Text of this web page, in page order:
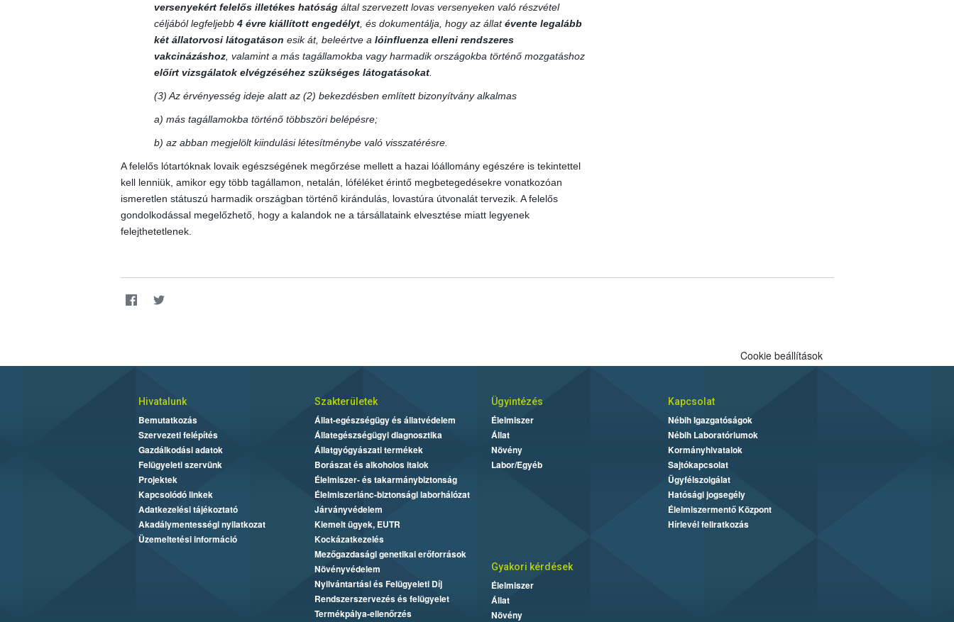
versenyekért felelős illetékes hatóságáltal szervezett lovas versenyeken való részvétel
céljából legfeljebb 4 évre kiállított engedélyt, és dokumentálja, hogy az állatévente legalább
két állatorvosi látogatáson esik át, beleértve a lóinfluenza elleni rendszeres
vakcinázáshoz, valamint a más tagállamokba vagy harmadik országokba történő mozgatáshoz
előírt vizsgálatok elvégzéséhez szükséges látogatásokat.
(3) Az érvényesség ideje alatt az (2) bekezdésben említett bizonyítvány alkalmas
a) más tagállamokba történő többszöri belépésre;
b) az abban megjelölt kiindulási létesítménybe való visszatérésre.
A felelős lótartóknak lovaik egészségének megőrzése mellett a hazai lóállomány egészére is tekintettel
kell lenniük, amikor egy több tagállamon, netalán, lóféléket érintő megbetegedésekre vonatkozóan
ismeretlen státuszú harmadik országban történő kirándulás, lovastúra útvonalát tervezik. A felelős
gondolkodással megelőzhető, hogy a kalandok ne a társállataink elvesztése miatt legyenek
felejthetetlenek.
Cookie beállítások
Hivatalunk
Bemutatkozás
Szervezeti felépítés
Gazdálkodási adatok
Felügyeleti szervünk
Projektek
Kapcsolódó linkek
Adatkezelési tájékoztató
Akadálymentességi nyilatkozat
Üzemeltetési információ
Szakterületek
Állat-egészségügy és állatvédelem
Állategészségügyi diagnosztika
Állatgyógyászati termékek
Borászat és alkoholos italok
Élelmiszer- és takarmánybiztonság
Élelmiszerlánc-biztonsági laborhálózat
Járványvédelem
Kiemelt ügyek, EUTR
Kockázatkezelés
Mezőgazdasági genetikai erőforrások
Növényvédelem
Nyilvántartási és Felügyeleti Díj
Rendszerszervezés és felügyelet
Termékpálya-ellenőrzés
Ügyintézés
Élelmiszer
Állat
Növény
Labor/Egyéb
Kapcsolat
Nébih Igazgatóságok
Nébih Laboratóriumok
Kormányhivatalok
Sajtókapcsolat
Ügyfélszolgálat
Hatósági jogsegély
Élelmiszermentő Központ
Hírlevél feliratkozás
Gyakori kérdések
Élelmiszer
Állat
Növény